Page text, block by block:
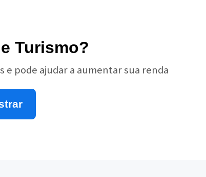
Turismo?
e pode ajudar a aumentar sua renda